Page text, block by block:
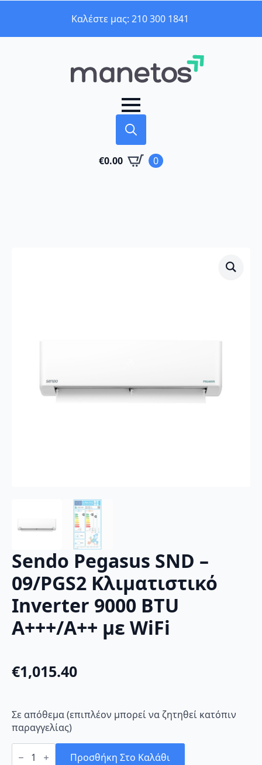
Καλέστε μας: 210 300 1841
for:
€0.00 0
Sendo Pegasus SND –
09/PGS2 Κλιματιστικό
Inverter 9000 BTU
A+++/A++ με WiFi
€1,015.40
Σε απόθεμα (επιπλέον μπορεί να ζητηθεί κατόπιν
παραγγελίας)
Sendo
Pegasus Προσθήκη Στο Καλάθι